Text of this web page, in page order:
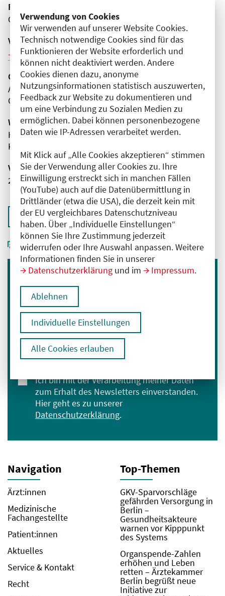
Verwendung von Cookies
Wir verwenden auf unserer Website Cookies.
Technisch notwendige Cookies sind für das
Funktionieren der Website erforderlich und
können nicht deaktiviert werden. Andere
Cookies dienen dazu, anonyme
Nutzungsinformationen statistisch auszuwerten,
Feedback zur Website zu dokumentieren und
um eine Verbindung zu Sozialen Medien zu
ermöglichen. Dabei können personenbezogene
Daten wie IP-Adressen verarbeitet werden.
Mit Klick auf „Alle Cookies akzeptieren“ stimmen
Sie der Verwendung aller Cookies zu. Ihre
Einwilligung erstreckt sich in manchen Fällen
(YouTube) auch auf die Datenübermittlung in
Drittländer (etwa die USA), die derzeit kein mit
der EU vergleichbares Datenschutzniveau
haben. Über „Individuelle Einstellungen“
können Sie Ihre Zustimmung jederzeit
widerrufen oder Ihre Auswahl anpassen. Weitere
Informationen finden Sie in unserer
Datenschutzerklärung und im Impressum.
Ablehnen
Individuelle Einstellungen
Alle Cookies erlauben
Fortbildungsformat
Online
Veranstaltungsreihe
Weitere Veranstaltungen dieser Reihe (4)
Organisator(en)
AUC - Akademie der Unfallchirurgie GmbH
Geschäftstelle
Wissenschaftliche Leitung
Herr Prof. Dr. med. Bertil Bouillon
Kliniken der Stadt Köln gGmbH
Veranstaltungsnummer
2761102026004110091
Zurück zur Übersicht
Immer informiert bleiben
Melden Sie sich für unseren Newsletter an:
E-Mail-Adresse eingeben
Ich bin mit der Verarbeitung meiner Daten
zum Erhalt des Newsletters einverstanden.
Hier geht es zu unserer
Datenschutzerklärung.
Anmelden
Navigation
Ärzt:innen
Medizinische
Fachangestellte
Patient:innen
Aktuelles
Service & Kontakt
Recht
Top-Themen
GKV-Sparvorschläge
gefährden Versorgung in
Berlin –
Gesundheitsakteure
warnen vor Kipppunkt
des Systems
Organspende-Zahlen
erhöhen und Leben
retten – Ärztekammer
Berlin begrüßt neue
Initiative zur